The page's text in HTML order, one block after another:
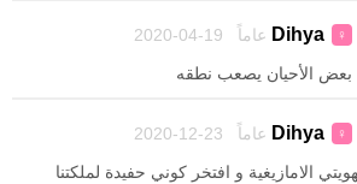
Dihya ♀
الأحيان يصعب نطقه
Dihya ♀
الامازيغية و افتخر كوني حفيدة لملكتنا